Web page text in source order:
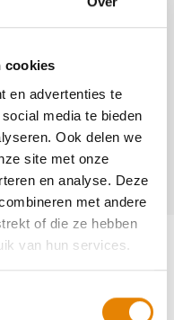
cookies
en advertenties te
media te bieden
Ook delen we
site met onze
en analyse. Deze
met andere
of die ze hebben
van hun services.
van deze